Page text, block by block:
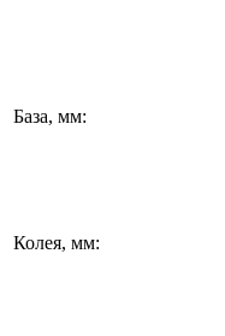
База, мм:
Колея, мм: